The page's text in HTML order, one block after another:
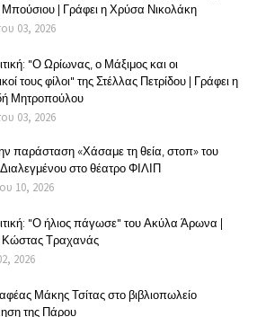
Μπούσιου | Γράφει η Χρύσα Νικολάκη
03, 2026
"Ο Ωρίωνας, ο Μάξιμος και οι
τους φίλοι" της Στέλλας Πετρίδου | Γράφει η
Μητροπούλου
03, 2026
παράσταση «Χάσαμε τη θεία, στοπ» του
στο θέατρο ΦΙΛΙΠ
10, 2026
"Ο ήλιος πάγωσε" του Ακύλα Άρωνα |
Κώστας Τραχανάς
2026
Μάκης Τσίτας στο βιβλιοπωλείο
της Πάρου